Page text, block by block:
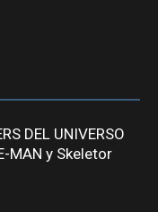
DEL UNIVERSO
MAN y Skeletor